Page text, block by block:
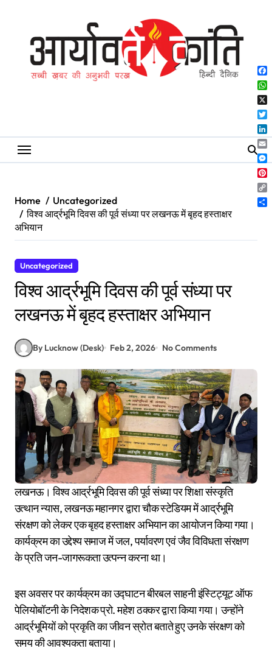
Home
Uncategorized
विश्व आर्द्रभूमि दिवस की पूर्व संध्या पर लखनऊ में बृहद हस्ताक्षर
अभियान
Uncategorized
विश्व आर्द्रभूमि दिवस की पूर्व संध्या पर
लखनऊ में बृहद हस्ताक्षर अभियान
By Lucknow (Desk) Feb 2, 2026 No Comments
लखनऊ। विश्व आर्द्रभूमि दिवस की पूर्व संध्या पर शिक्षा संस्कृति
उत्थान न्यास, लखनऊ महानगर द्वारा चौक स्टेडियम में आर्द्रभूमि
संरक्षण को लेकर एक बृहद हस्ताक्षर अभियान का आयोजन किया गया।
कार्यक्रम का उद्देश्य समाज में जल, पर्यावरण एवं जैव विविधता संरक्षण
के प्रति जन-जागरूकता उत्पन्न करना था।
इस अवसर पर कार्यक्रम का उद्घाटन बीरबल साहनी इंस्टिट्यूट ऑफ
पेलियोबॉटनी के निदेशक प्रो. महेश ठक्कर द्वारा किया गया। उन्होंने
आर्द्रभूमियों को प्रकृति का जीवन स्रोत बताते हुए उनके संरक्षण को
समय की आवश्यकता बताया।
X